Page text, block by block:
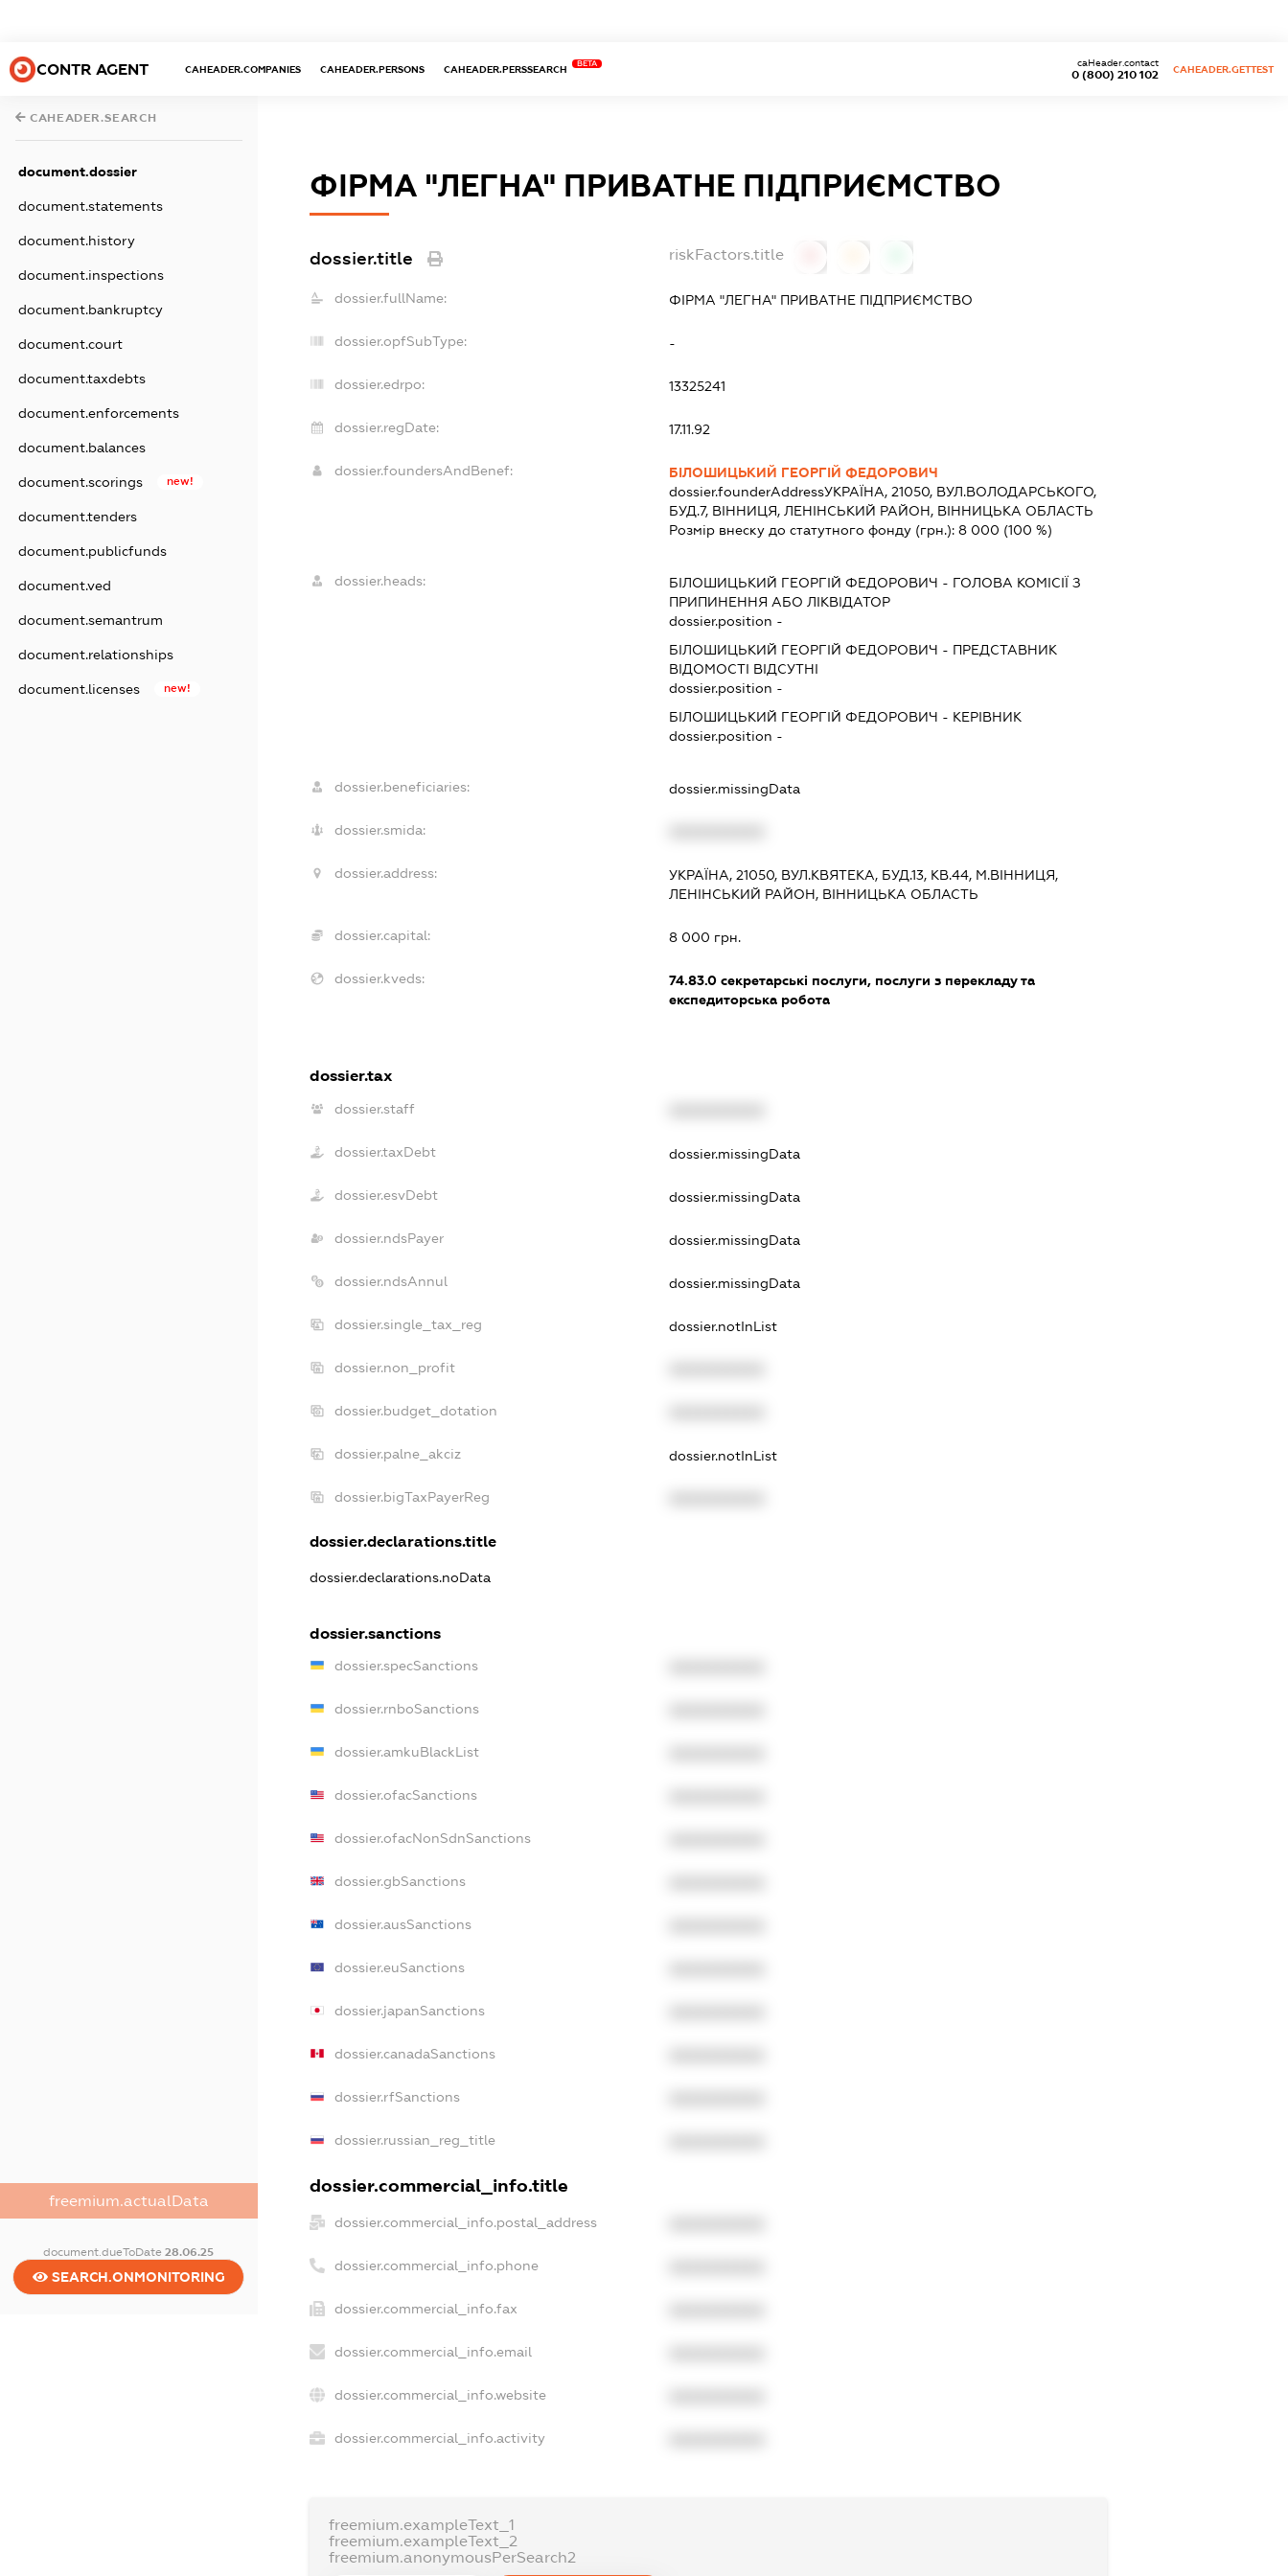
CONTR AGENT CAHEADER.COMPANIES CAHEADER.PERSONS CAHEADER.PERSSEARCH
BETA
0 (800) 210 102
caHeader.contact
CAHEADER.GETTEST
CAHEADER.SEARCH
document.dossier
document.statements
document.history
document.inspections
document.bankruptcy
document.court
document.taxdebts
document.enforcements
document.balances
document.scorings new!
document.tenders
document.publicfunds
document.ved
document.semantrum
document.relationships
document.licenses new!
freemium.actualData
document.dueToDate28.06.25
SEARCH.ONMONITORING
ФІРМА "ЛЕГНА" ПРИВАТНЕ ПІДПРИЄМСТВО
dossier.title riskFactors.title
dossier.fullName: ФІРМА "ЛЕГНА" ПРИВАТНЕ ПІДПРИЄМСТВО
dossier.opfSubType: -
dossier.edrpo: 13325241
dossier.regDate: 17.11.92
dossier.foundersAndBenef:
БІЛОШИЦЬКИЙ ГЕОРГІЙ ФЕДОРОВИЧ
dossier.founderAddressУКРАЇНА, 21050, ВУЛ.ВОЛОДАРСЬКОГО,
БУД.7, ВІННИЦЯ, ЛЕНІНСЬКИЙ РАЙОН, ВІННИЦЬКА ОБЛАСТЬ
Розмір внеску до статутного фонду (грн.): 8 000 (100 %)
dossier.heads: БІЛОШИЦЬКИЙ ГЕОРГІЙ ФЕДОРОВИЧ - ГОЛОВА КОМІСІЇ З
ПРИПИНЕННЯ АБО ЛІКВІДАТОР
dossier.position -
БІЛОШИЦЬКИЙ ГЕОРГІЙ ФЕДОРОВИЧ - ПРЕДСТАВНИК
ВІДОМОСТІ ВІДСУТНІ
dossier.position -
БІЛОШИЦЬКИЙ ГЕОРГІЙ ФЕДОРОВИЧ - КЕРІВНИК
dossier.position -
dossier.beneficiaries: dossier.missingData
dossier.smida:
dossier.address:
УКРАЇНА, 21050, ВУЛ.КВЯТЕКА, БУД.13, КВ.44, М.ВІННИЦЯ,
ЛЕНІНСЬКИЙ РАЙОН, ВІННИЦЬКА ОБЛАСТЬ
dossier.capital: 8 000 грн.
dossier.kveds: 74.83.0секретарські послуги, послуги з перекладу та
експедиторська робота
dossier.tax
dossier.staff
dossier.taxDebt dossier.missingData
dossier.esvDebt dossier.missingData
dossier.ndsPayer dossier.missingData
dossier.ndsAnnul dossier.missingData
dossier.single_tax_reg dossier.notInList
dossier.non_profit
dossier.budget_dotation
dossier.palne_akciz dossier.notInList
dossier.bigTaxPayerReg
dossier.declarations.title
dossier.declarations.noData
dossier.sanctions
dossier.specSanctions
dossier.rnboSanctions
dossier.amkuBlackList
dossier.ofacSanctions
dossier.ofacNonSdnSanctions
dossier.gbSanctions
dossier.ausSanctions
dossier.euSanctions
dossier.japanSanctions
dossier.canadaSanctions
dossier.rfSanctions
dossier.russian_reg_title
dossier.commercial_info.title
dossier.commercial_info.postal_address
dossier.commercial_info.phone
dossier.commercial_info.fax
dossier.commercial_info.email
dossier.commercial_info.website
dossier.commercial_info.activity
freemium.exampleText_1
freemium.exampleText_2
freemium.anonymousPerSearch2